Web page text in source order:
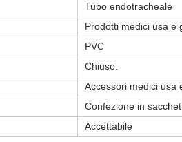
Tubo endotracheale
Prodotti medici usa e
PVC
Chiuso.
Accessori medici usa
Confezione in
Accettabile